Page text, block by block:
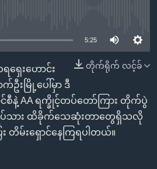
5:25
တိုက်ရိုက် လင့်ခ်
ေးဟောင်း
ဦးမြို့ပေါ်မှာ ဒီ
စီနဲ့ AA ရက္ခိုင့်တပ်တော်ကြား တိုက်ပွဲ
ရပ်သား ထိခိုက်သေဆုံးတာတွေရှိသလို
မ်းရှောင်နေကြရပါတယ်။